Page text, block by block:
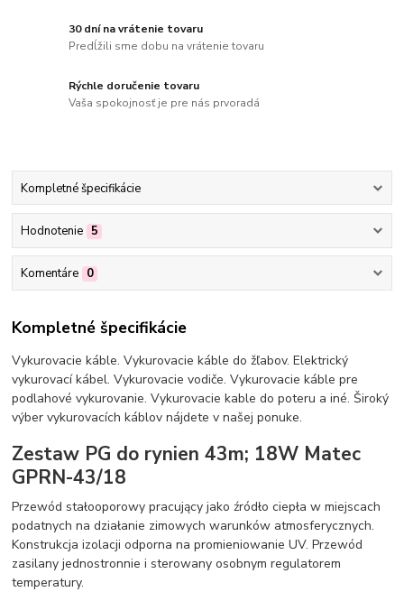
30 dní na vrátenie tovaru
Predĺžili sme dobu na vrátenie tovaru
Rýchle doručenie tovaru
Vaša spokojnosť je pre nás prvoradá
Kompletné špecifikácie
Hodnotenie 5
Komentáre 0
Kompletné špecifikácie
Vykurovacie káble. Vykurovacie káble do žľabov. Elektrický
vykurovací kábel. Vykurovacie vodiče. Vykurovacie káble pre
podlahové vykurovanie. Vykurovacie kable do poteru a iné. Široký
výber vykurovacích káblov nájdete v našej ponuke.
Zestaw PG do rynien 43m; 18W Matec
GPRN-43/18
Przewód stałooporowy pracujący jako źródło ciepła w miejscach
podatnych na działanie zimowych warunków atmosferycznych.
Konstrukcja izolacji odporna na promieniowanie UV. Przewód
zasilany jednostronnie i sterowany osobnym regulatorem
temperatury.